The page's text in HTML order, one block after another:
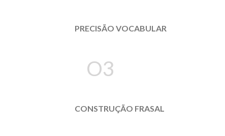
PRECISÃO VOCABULAR
O3
CONSTRUÇÃO FRASAL